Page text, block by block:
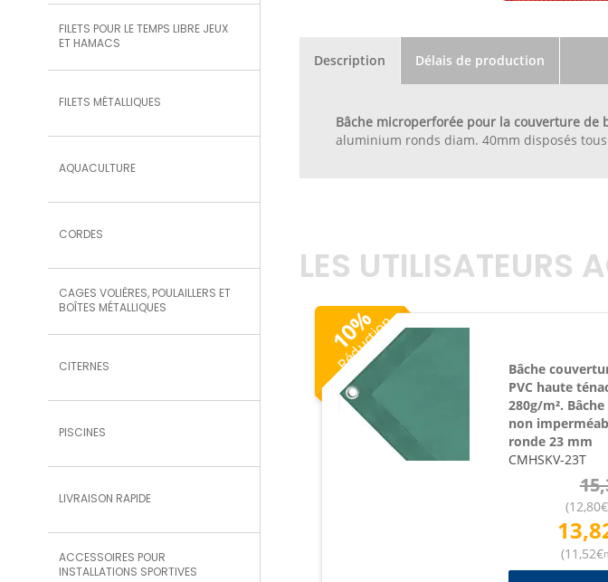
FILETS POUR LE TEMPS LIBRE JEUX
ET HAMACS
FILETS MÉTALLIQUES
AQUACULTURE
CORDES
CAGES VOLIÈRES, POULAILLERS ET
BOÎTES MÉTALLIQUES
CITERNES
PISCINES
LIVRAISON RAPIDE
ACCESSOIRES POUR
INSTALLATIONS SPORTIVES
Description Délais de production
Bâche microperforée pour la couverture de
aluminium ronds diam. 40mm disposés
LES UTILISATEURS
10
%
Réduction
Bâche
PVC haute
280g/m².
non
ronde 23 mm
CMHSKV-23T
(12,80€
(11,52€